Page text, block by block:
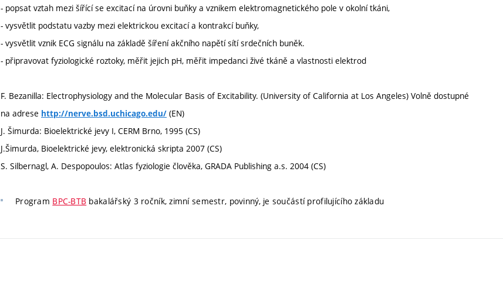
- popsat vztah mezi šířící se excitací na úrovni buňky a vznikem elektromagnetického pole v okolní tkáni,
- vysvětlit podstatu vazby mezi elektrickou excitací a kontrakcí buňky,
- vysvětlit vznik ECG signálu na základě šíření akčního napětí sítí srdečních buněk.
- připravovat fyziologické roztoky, měřit jejich pH, měřit impedanci živé tkáně a vlastnosti elektrod
F. Bezanilla: Electrophysiology and the Molecular Basis of Excitability. (University of California at Los Angeles) Volně dostupné
na adrese http://nerve.bsd.uchicago.edu/ (EN)
J. Šimurda: Bioelektrické jevy I, CERM Brno, 1995 (CS)
J.Šimurda, Bioelektrické jevy, elektronická skripta 2007 (CS)
S. Silbernagl, A. Despopoulos: Atlas fyziologie člověka, GRADA Publishing a.s. 2004 (CS)
Program BPC-BTB bakalářský 3 ročník, zimní semestr, povinný, je součástí profilujícího základu